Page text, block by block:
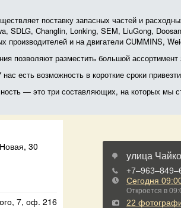
поставку запасных частей и
SDLG, Changlin, Lonking, SEM, LiuGong,
производителей и на двигатели CUMMINS,
позволяют разместить большой
нас есть возможность в короткие сроки
— это три составляющих, на которых
30
7, оф. 216